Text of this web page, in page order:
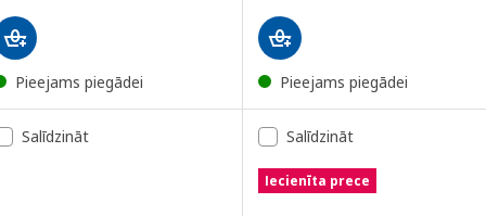
Pieejams piegādei Pieejams piegādei
Salīdzināt Salīdzināt
Iecienīta prece